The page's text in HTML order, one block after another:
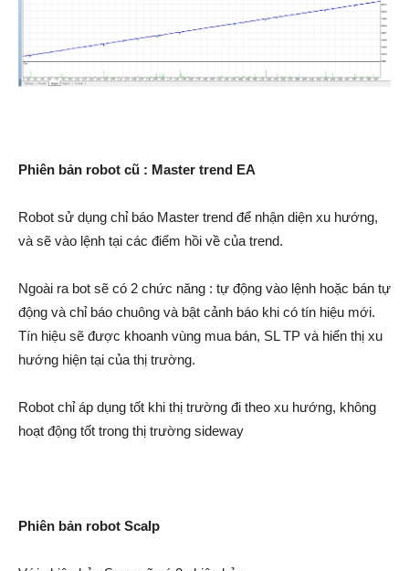
Phiên bản robot cũ : Master trend EA
Robot sử dụng chỉ báo Master trend để nhận diện xu hướng,
và sẽ vào lệnh tại các điểm hồi về của trend.
Ngoài ra bot sẽ có 2 chức năng : tự động vào lệnh hoặc bán tự
động và chỉ báo chuông và bật cảnh báo khi có tín hiệu mới.
Tín hiệu sẽ được khoanh vùng mua bán, SL TP và hiển thị xu
hướng hiện tại của thị trường.
Robot chỉ áp dụng tốt khi thị trường đi theo xu hướng, không
hoạt động tốt trong thị trường sideway
Phiên bản robot Scalp